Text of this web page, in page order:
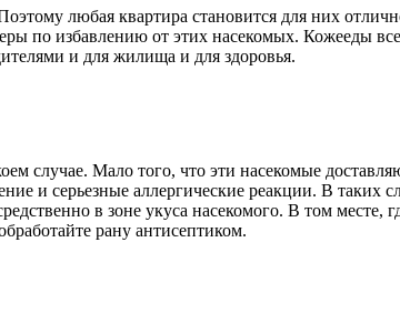
любая квартира становится для них
по избавлению от этих насекомых. Кожееды
и для жилища и для здоровья.
случае. Мало того, что эти насекомые
и серьезные аллергические реакции. В таких
в зоне укуса насекомого. В том
рану антисептиком.